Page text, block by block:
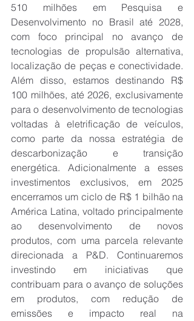
510 milhões em Pesquisa e
Desenvolvimento no Brasil até 2028,
com foco principal no avanço de
tecnologias de propulsão alternativa,
localização de peças e conectividade.
Além disso, estamos destinando R$
100 milhões, até 2026, exclusivamente
para o desenvolvimento de tecnologias
voltadas à eletrificação de veículos,
como parte da nossa estratégia de
descarbonização e transição
energética. Adicionalmente a esses
investimentos exclusivos, em 2025
encerramos um ciclo de R$ 1 bilhão na
América Latina, voltado principalmente
ao desenvolvimento de novos
produtos, com uma parcela relevante
direcionada a P&D. Continuaremos
investindo em iniciativas que
contribuam para o avanço de soluções
em produtos, com redução de
emissões e impacto real na